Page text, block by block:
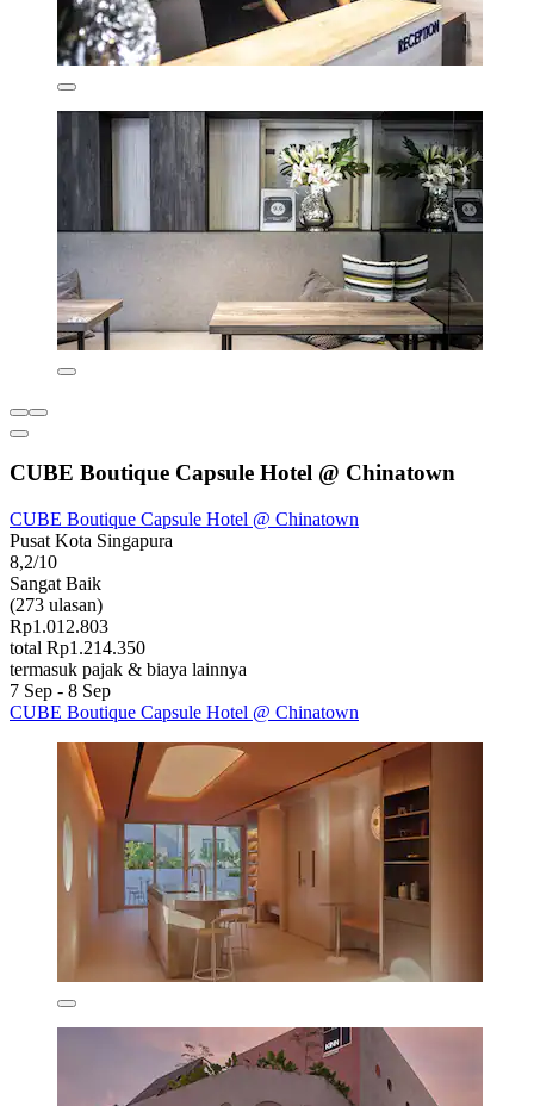
CUBE Boutique Capsule Hotel @ Chinatown
CUBE Boutique Capsule Hotel @ Chinatown
Pusat Kota Singapura
8,2/10
Sangat Baik
(273 ulasan)
Rp1.012.803
total Rp1.214.350
termasuk pajak & biaya lainnya
7 Sep - 8 Sep
CUBE Boutique Capsule Hotel @ Chinatown